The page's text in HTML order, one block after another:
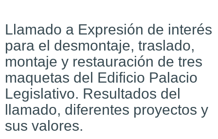
Llamado a Expresión de interés
para el desmontaje, traslado,
montaje y restauración de tres
maquetas del Edificio Palacio
Legislativo. Resultados del
llamado, diferentes proyectos y
sus valores.